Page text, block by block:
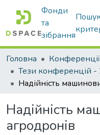
Фонди
та
зібрання
Головна
Тези конференцій -
Надійність
агродронів